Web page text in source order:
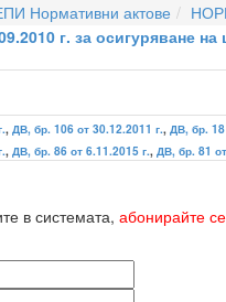
Нормативни актове
г. за осигуряване
, ДВ, бр. 106 от 30.12.2011 г., ДВ, бр. 18
, ДВ, бр. 86 от 6.11.2015 г., ДВ, бр. 81
в системата, абонирайте се